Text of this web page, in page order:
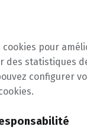
cookies pour
des statistiques
configurer